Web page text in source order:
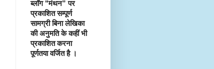
ब्लॉग "मंथन” पर
प्रकाशित सम्पूर्ण
सामग्री बिना लेखिका
की अनुमति के कहीं भी
प्रकाशित करना
पूर्णतया वर्जित है ।